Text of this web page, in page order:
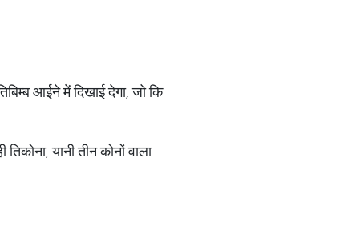
आईने में दिखाई देगा, जो कि
यानी तीन कोनों वाला